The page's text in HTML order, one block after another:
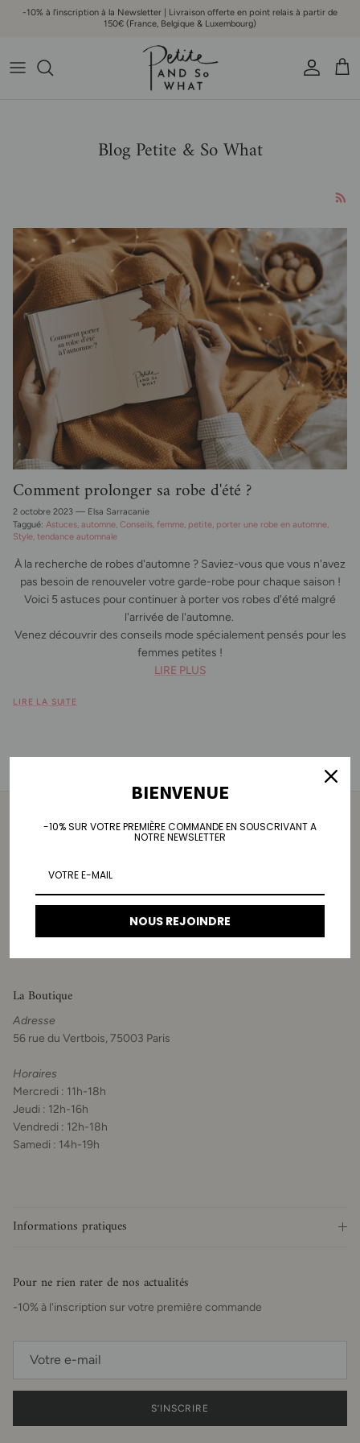
Aller au contenu
-10% à l'inscription à la Newsletter | Livraison offerte en point relais à partir de
150€ (France, Belgique & Luxembourg)
Compte
Blog Petite & So What
Comment prolonger sa robe d'été ?
2 octobre 2023 — Elsa Sarracanie
Taggué: Astuces automne Conseils femme petite porter une robe en automne
Style tendance automnale
À la recherche de robes d'automne ? Saviez-vous que vous n'avez
pas besoin de renouveler votre garde-robe pour chaque saison !
Voici 5 astuces pour continuer à porter vos robes d'été malgré
l'arrivée de l'automne.
Venez découvrir des conseils mode spécialement pensés pour les
femmes petites !
LIRE PLUS
LIRE LA SUITE
Car la mode ne devrait pas être une question de taille !
Rejoignez la #teampetiteandsowhat !
La Boutique
Adresse
56 rue du Vertbois, 75003 Paris
Horaires
Mercredi : 11h-18h
Jeudi : 12h-16h
Vendredi : 12h-18h
Samedi : 14h-19h
Informations pratiques
Pour ne rien rater de nos actualités
-10% à l'inscription sur votre première commande
S’INSCRIRE
BIENVENUE
-10% SUR VOTRE PREMIÈRE COMMANDE EN SOUSCRIVANT A
NOTRE NEWSLETTER
NOUS REJOINDRE